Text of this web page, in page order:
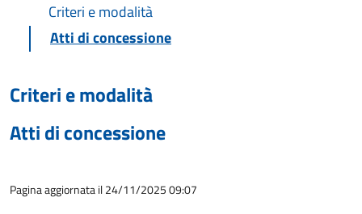
Criteri e modalità
Atti di concessione
Criteri e modalità
Atti di concessione
Pagina aggiornata il 24/11/2025 09:07